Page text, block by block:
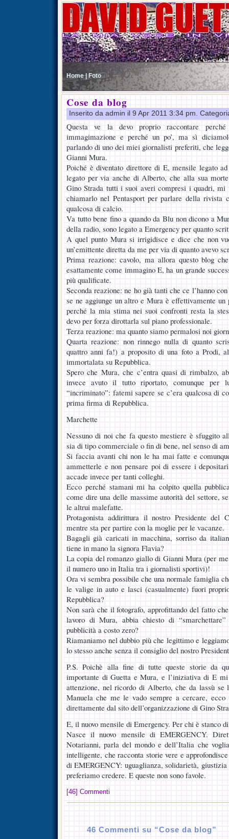
Home | Foto
Cose da blog
Inserito da admin il 9 Apr 2011 3:34 pm.
Questa ve la devo proprio raccontare
immagimazione e perché un po’, ma sì
parlando di uno dei miei giornalisti preferiti, che
Gianni Mura.
Poiché è diventato direttore di E, mensile legato
legato per via anche di Alberto, che alla sua
Gino Strada tutti i suoi averi compresi i quadri, mi
chiamarlo nel Pentasport per parlare della rivista
qualcosa di calcio.
Va tutto bene fino a quando da Blu non dicono a
della radio, sono legato a Emergency per quanto
A quel punto Mura si irrigidisce e dice che non
un’emittente diretta da me per via di quanto avevo
Prima reazione: cavolo, ma allora questo blog
esattamente come immagino E, ha un grande
più qualificate.
Seconda reazione: ne ho già tanti che ce l’hanno
se ne aggiunge un altro e Mura è effettivamente
perché la mia stima nei suoi confronti resta la
devo per forza dirottarla sul piano professionale.
Terza reazione: ma quanto siamo permalosi noi
Quarta reazione: non rinnego nulla di quanto
quattro anni fa!) a proposito di una foto a Prodi,
immortalata su Repubblica.
Spero che Mura, che c’entra quasi di rimbalzo,
invece avuto il tutto riportato, comunque
“incriminato”: fatemi sapere se c’era qualcosa di
prima firma di Repubblica.
Marchette
Nessuno di noi che fa questo mestiere è sfuggito
sia di tipo commerciale o fin di bene, nel senso di
Si faccia avanti chi non le ha mai fatte e
ammetterle e non pensare poi di essere i
accade invece per tanti colleghi.
Ecco perché stamani mi ha colpito quella
come dire una delle massime autorità del settore,
le altrui malefatte.
Protagonista addirittura il nostro Presidente del
mentre sta per partire con la moglie per le vacanze.
Bagagli già caricati in macchina, sorriso da
tiene in mano la signora Flavia?
La copia del romanzo giallo di Gianni Mura (per
il numero uno in Italia tra i giornalisti sportivi)!
Ora vi sembra possibile che una normale famiglia
le valige in auto e lasci (casualmente) fuori
Repubblica?
Non sarà che il fotografo, approfittando del fatto
lavoro di Mura, abbia chiesto di
pubblicità a costo zero?
Riamaniamo nel dubbio più che legittimo e
lo stesso anche senza il consiglio del nostro
P.S. Poichè alla fine di tutte queste storie da
importante di Guetta e Mura, e l’iniziativa di E
attenzione, nel ricordo di Alberto, che da lassù se
Manuela che me le vado sempre a cercare,
direttamente dal sito dell’organizzazione di Gino
E, il nuovo mensile di Emergency. Per chi è stanco
Nasce il nuovo mensile di EMERGENCY.
Notarianni, parla del mondo e dell’Italia che
intelligente, che racconta storie vere e
di EMERGENCY: uguaglianza, solidarietà,
preferiamo credere. E queste non sono favole.
[46] Commenti
46 Commenti su “Cose da blog”